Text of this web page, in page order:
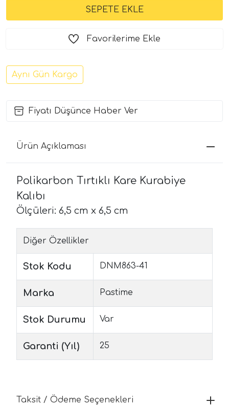
Favorilerime Ekle
Aynı Gün Kargo
Fiyatı Düşünce Haber Ver
Ürün Açıklaması
Polikarbon Tırtıklı Kare Kurabiye
Kalıbı
Ölçüleri: 6,5 cm x 6,5 cm
Diğer Özellikler
Stok Kodu DNM863-41
Marka Pastime
Stok Durumu Var
Garanti (Yıl) 25
Taksit / Ödeme Seçenekleri